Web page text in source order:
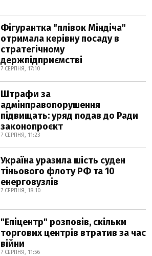
Фігурантка "плівок Міндіча"
отримала керівну посаду в
стратегічному
держпідприємстві
7 СЕРПНЯ, 17:10
Штрафи за
адмінправопорушення
підвищать: уряд подав до Ради
законопроєкт
7 СЕРПНЯ, 11:23
Україна уразила шість суден
тіньового флоту РФ та 10
енерговузлів
7 СЕРПНЯ, 18:10
"Епіцентр" розповів, скільки
торгових центрів втратив за час
війни
7 СЕРПНЯ, 11:56